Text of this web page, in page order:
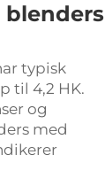
typisk
til 4,2 HK.
og
med